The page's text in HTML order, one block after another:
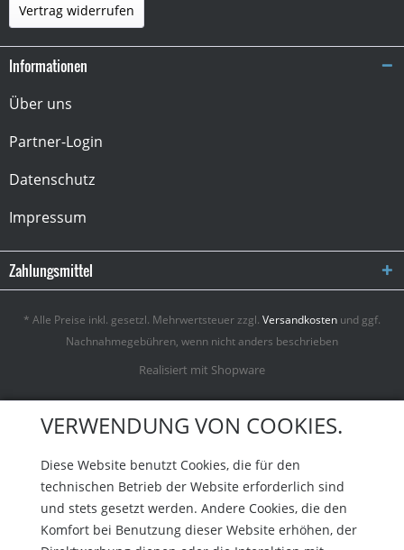
Vertrag widerrufen
Informationen
Über uns
Partner-Login
Datenschutz
Impressum
Zahlungsmittel
* Alle Preise inkl. gesetzl. Mehrwertsteuer zzgl. Versandkosten und ggf.
Nachnahmegebühren, wenn nicht anders beschrieben
Realisiert mit Shopware
VERWENDUNG VON COOKIES.
Diese Website benutzt Cookies, die für den
technischen Betrieb der Website erforderlich sind
und stets gesetzt werden. Andere Cookies, die den
Komfort bei Benutzung dieser Website erhöhen, der